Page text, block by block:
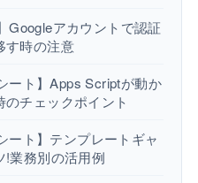
Googleアカウントで認証
す時の注意
ート】Apps Scriptが動か
チェックポイント
ート】テンプレートギャ
!業務別の活用例